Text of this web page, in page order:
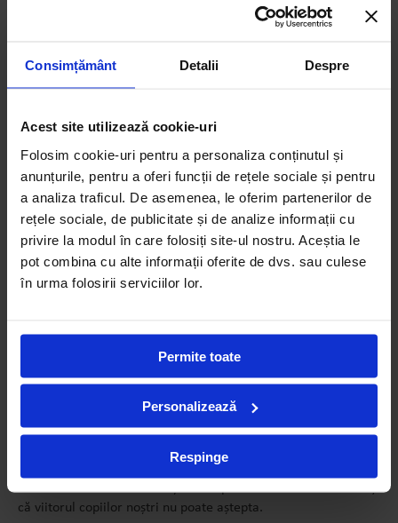
Consimțământ Detalii Despre
Acest site utilizează cookie-uri
Folosim cookie-uri pentru a personaliza conținutul și
anunțurile, pentru a oferi funcții de rețele sociale și pentru
a analiza traficul. De asemenea, le oferim partenerilor de
rețele sociale, de publicitate și de analize informații cu
privire la modul în care folosiți site-ul nostru. Aceștia le
pot combina cu alte informații oferite de dvs. sau culese
în urma folosirii serviciilor lor.
Permite toate
Personalizează
Respinge
IGCSE (International General
la finalul învățământului
bine structurat, care evaluează elevii la cel puțin 8 discipline –
inclusiv două materii vocaționale, alese de ei.
Este o evaluare riguroasă, dar echilibrată. Oferă o imagine
îl reduce la o notă. Nu îl definește prin două materii. Și – cel
mai important – nu produce traume.
IGCSE încurajează cultura generală, gândirea critică,
autonomia. Îi provoacă pe elevi să-și asume drumul lor, nu să
învețe „pentru examen”.
Avem nevoie de o schimbare profundă în educația
icebergului.
Evaluările naționale nu sunt suficient de informative. Nu poți
promova opt competențe-cheie și să evaluezi doar două”
că viitorul copiilor noștri nu poate aștepta.